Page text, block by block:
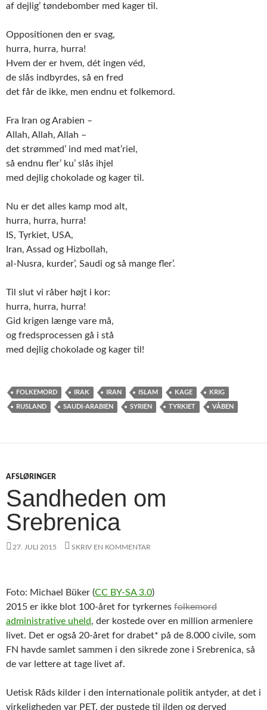
af dejlig’ tøndebomber med kager til.
Oppositionen den er svag,
hurra, hurra, hurra!
Hvem der er hvem, dét ingen véd,
de slås indbyrdes, så en fred
det får de ikke, men endnu et folkemord.
Fra Iran og Arabien –
Allah, Allah, Allah –
det strømmed’ ind med mat’riel,
så endnu fler’ ku’ slås ihjel
med dejlig chokolade og kager til.
Nu er det alles kamp mod alt,
hurra, hurra, hurra!
IS, Tyrkiet, USA,
Iran, Assad og Hizbollah,
al-Nusra, kurder’, Saudi og så mange fler’.
Til slut vi råber højt i kor:
hurra, hurra, hurra!
Gid krigen længe vare må,
og fredsprocessen gå i stå
med dejlig chokolade og kager til!
FOLKEMORD IRAK IRAN ISLAM KAGE KRIG
RUSLAND SAUDI-ARABIEN SYRIEN TYRKIET VÅBEN
AFSLØRINGER
Sandheden om
Srebrenica
27. JULI 2015 SKRIV EN KOMMENTAR
Foto: Michael Büker (CC BY-SA 3.0)
2015 er ikke blot 100-året for tyrkernes folkemord
administrative uheld, der kostede over en million armeniere
livet. Det er også 20-året for drabet* på de 8.000 civile, som
FN havde samlet sammen i den sikrede zone i Srebrenica, så
de var lettere at tage livet af.
Uetisk Råds kilder i den internationale politik antyder, at det i
virkeligheden var PET, der pustede til ilden og derved